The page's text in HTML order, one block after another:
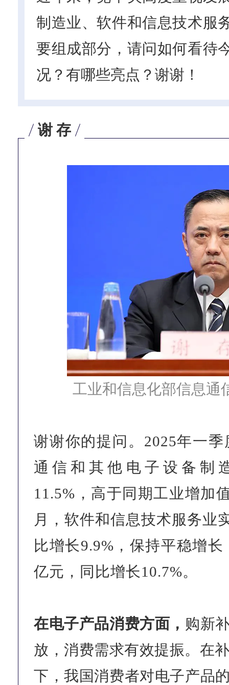
制造业、软件和信息技术服
要组成部分，请问如何看待
况？有哪些亮点？谢谢！
谢 存
工业和信息化部信息通
谢谢你的提问。2025年一
通信和其他电子设备制
11.5%，高于同期工业增加
月，软件和信息技术服务业
比增长9.9%，保持平稳增
亿元，同比增长10.7%。
在电子产品消费方面， 购新
放，消费需求有效提振。在
下，我国消费者对电子产品